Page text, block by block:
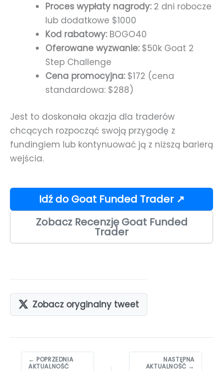
Proces wypłaty nagrody:2 dni robocze
lub dodatkowe $1000
Kod rabatowy:BOGO40
Oferowane wyzwanie:$50k Goat 2
Step Challenge
Cena promocyjna:$172 (cena
standardowa: $288)
Jest to doskonała okazja dla traderów
chcących rozpocząć swoją przygodę z
fundingiem lub kontynuować ją z niższą barierą
wejścia.
Idź do Goat Funded Trader ↗
Zobacz Recenzję Goat Funded
Trader
Zobacz oryginalny tweet
Nawigacja
wpisów
← POPRZEDNIA
AKTUALNOŚĆ
NASTĘPNA
AKTUALNOŚĆ →